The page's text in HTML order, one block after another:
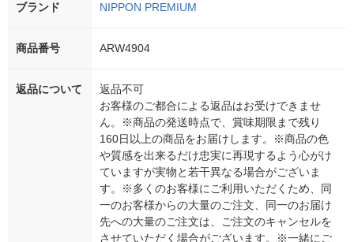
ブランド NIPPON PREMIUM
商品番号 ARW4904
返品について
返品不可
お客様のご都合による返品はお受けできませ
ん。※商品の発送時点で、賞味期限まで残り
160日以上の商品をお届けします。※商品の色
や質感を出来るだけ忠実に再現するよう心がけ
ていますが実物と若干異なる場合がございま
す。※多くのお客様にご利用いただくため、同
一のお客様からの大量のご注文、同一のお届け
先への大量のご注文は、ご注文のキャンセルを
させていただく場合がございます。※一緒にご